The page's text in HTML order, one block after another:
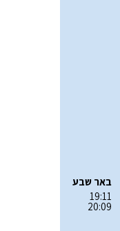
באר שבע
19:11
20:09